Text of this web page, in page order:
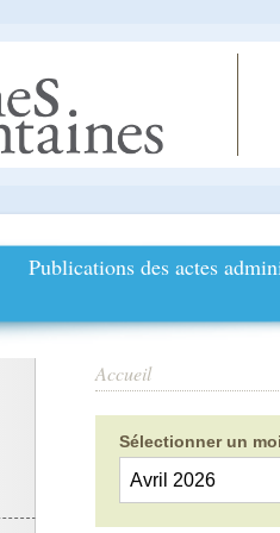
Publications des actes
Accueil
Sélectionner un